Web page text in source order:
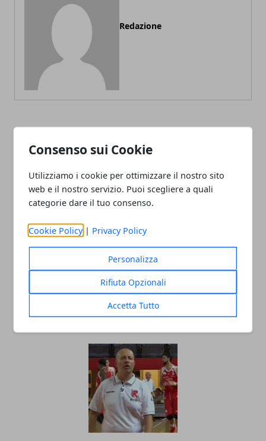
Consenso sui Cookie
Utilizziamo i cookie per ottimizzare il nostro sito
web e il nostro servizio. Puoi scegliere a quali
categorie dare il tuo consenso.
Cookie Policy | Privacy Policy
Personalizza
Rifiuta Opzionali
Accetta Tutto
Redazione
Pistoia Basket 2000: annunciato il
divorzio ufficiale da coach Vincenzo